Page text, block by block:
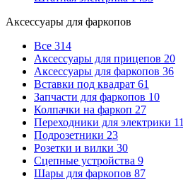
Аксессуары для фаркопов
Все 314
Аксессуары для прицепов 20
Аксессуары для фаркопов 36
Вставки под квадрат 61
Запчасти для фаркопов 10
Колпачки на фаркоп 27
Переходники для электрики 11
Подрозетники 23
Розетки и вилки 30
Сцепные устройства 9
Шары для фаркопов 87